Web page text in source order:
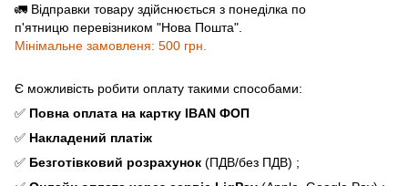
🚛 Відправки товару здійснюється з понеділка по
п'ятницю перевізником "Нова Пошта".
Мінімальне замовленя: 500 грн.
Є можливість робити оплату такими способами:
✅ Повна оплата на картку IBAN ФОП
✅ Накладений платіж
✅ Безготівковий розрахунок (ПДВ/без ПДВ) ;